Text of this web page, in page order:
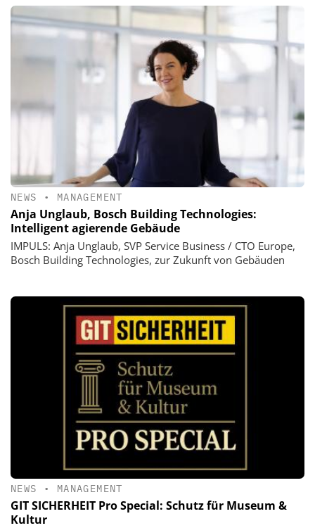
NEWS • MANAGEMENT
Anja Unglaub, Bosch Building Technologies:
Intelligent agierende Gebäude
IMPULS: Anja Unglaub, SVP Service Business / CTO Europe,
Bosch Building Technologies, zur Zukunft von Gebäuden
NEWS • MANAGEMENT
GIT SICHERHEIT Pro Special: Schutz für Museum &
Kultur